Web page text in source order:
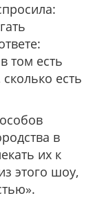
том есть
есть
в
их к
этого шоу,